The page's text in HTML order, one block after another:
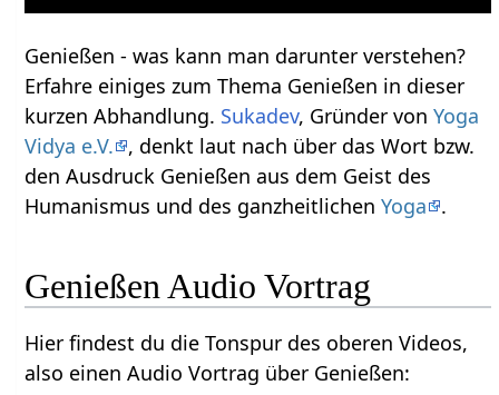
Genießen‏‎ - was kann man darunter verstehen?
Erfahre einiges zum Thema Genießen‏‎ in dieser
kurzen Abhandlung. Sukadev, Gründer vonYoga
Vidya e.V.
, denkt laut nach über das Wort bzw.
den Ausdruck Genießen‏‎ aus dem Geist des
Humanismus und des ganzheitlichenYoga .
Genießen‏‎ Audio Vortrag
Hier findest du die Tonspur des oberen Videos,
also einen Audio Vortrag über Genießen‏‎: